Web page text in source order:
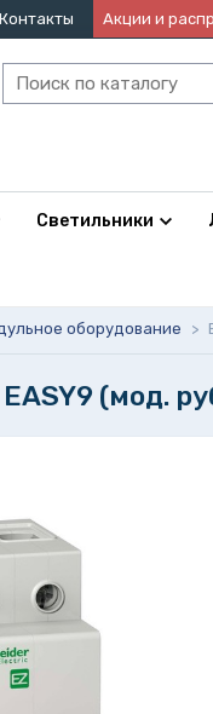
Контакты Акции и
Светильники
оборудование >
(мод.